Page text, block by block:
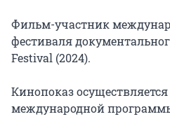
Фильм-участник
фестиваля
Festival (2024).
Кинопоказ
международной